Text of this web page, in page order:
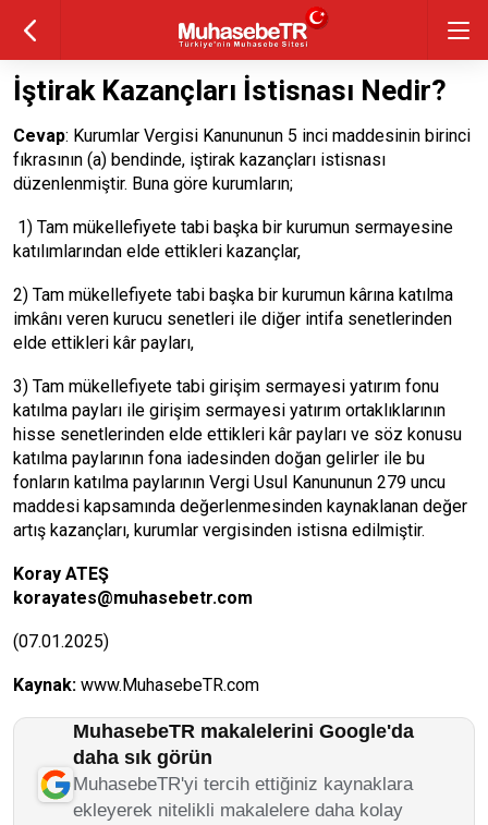
İştirak Kazançları İstisnası Nedir?
Cevap: Kurumlar Vergisi Kanununun 5 inci maddesinin birinci
fıkrasının (a) bendinde, iştirak kazançları istisnası
düzenlenmiştir. Buna göre kurumların;
1) Tam mükellefiyete tabi başka bir kurumun sermayesine
katılımlarından elde ettikleri kazançlar,
2) Tam mükellefiyete tabi başka bir kurumun kârına katılma
imkânı veren kurucu senetleri ile diğer intifa senetlerinden
elde ettikleri kâr payları,
3) Tam mükellefiyete tabi girişim sermayesi yatırım fonu
katılma payları ile girişim sermayesi yatırım ortaklıklarının
hisse senetlerinden elde ettikleri kâr payları ve söz konusu
katılma paylarının fona iadesinden doğan gelirler ile bu
fonların katılma paylarının Vergi Usul Kanununun 279 uncu
maddesi kapsamında değerlenmesinden kaynaklanan değer
artış kazançları, kurumlar vergisinden istisna edilmiştir.
Koray ATEŞ
korayates@muhasebetr.com
(07.01.2025)
Kaynak: www.MuhasebeTR.com
MuhasebeTR makalelerini Google'da
daha sık görün
MuhasebeTR'yi tercih ettiğiniz kaynaklara
ekleyerek nitelikli makalelere daha kolay